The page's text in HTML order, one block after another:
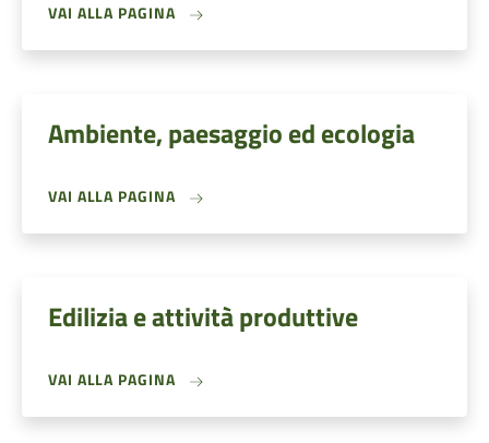
VAI ALLA PAGINA
Ambiente, paesaggio ed ecologia
VAI ALLA PAGINA
Edilizia e attività produttive
VAI ALLA PAGINA